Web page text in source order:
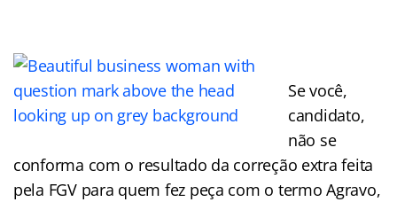
Se você,
candidato,
não se
conforma com o resultado da correção extra feita
pela FGV para quem fez peça com o termo Agravo,